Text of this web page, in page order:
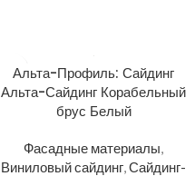
Альта-Профиль: Сайдинг
Альта-Сайдинг Корабельный
брус Белый
Фасадные материалы,
Виниловый сайдинг,Сайдинг-